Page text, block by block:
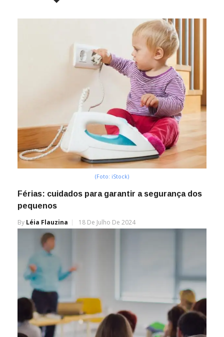
(Foto: iStock)
Férias: cuidados para garantir a segurança dos
pequenos
By Léia Flauzina 18 De Julho De 2024